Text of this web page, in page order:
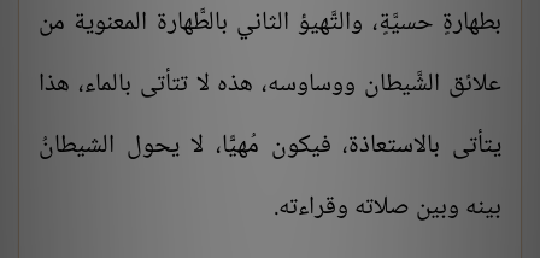
بطهارةٍ حسيَّةٍ، والتَّهيؤ الثاني بالطَّهارة المعنوية من
علائق الشَّيطان ووساوسه، هذه لا تتأتى بالماء، هذا
يتأتى بالاستعاذة، فيكون مُهيًَّا، لا يحول الشيطانُ
بينه وبين صلاته وقراءته.